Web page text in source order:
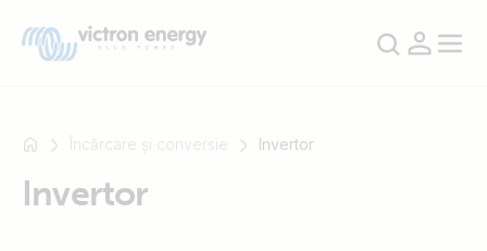
Încărcare și conversie Invertor
Invertor